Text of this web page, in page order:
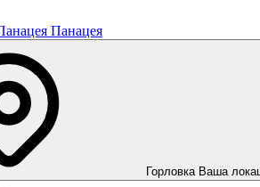
Панацея
Горловка Ваша